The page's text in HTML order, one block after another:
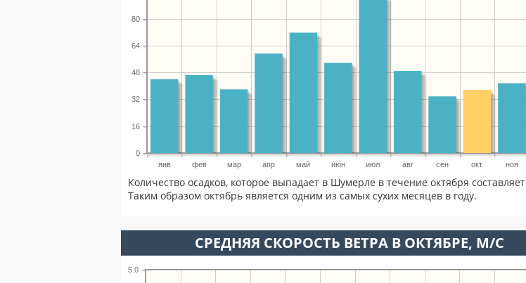
янв фев мар апр май июн июл авг сен окт ноя
0
16
32
48
64
80
Количество осадков, которое выпадает в Шумерле в течение октября составляет
Таким образом октябрь является одним из самых сухих месяцев в году.
СРЕДНЯЯ СКОРОСТЬ ВЕТРА В ОКТЯБРЕ, М/С
5.0